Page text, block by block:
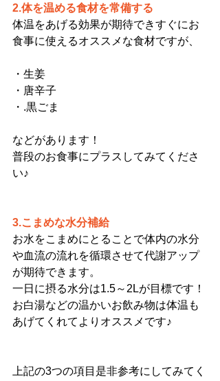
2.体を温める食材を常備する
体温をあげる効果が期待できすぐにお
食事に使えるオススメな食材ですが、
・生姜
・唐辛子
・.黒ごま
などがあります！
普段のお食事にプラスしてみてくださ
い♪
3.こまめな水分補給
お水をこまめにとることで体内の水分
や血流の流れを循環させて代謝アップ
が期待できます。
一日に摂る水分は1.5～2Lが目標です！
お白湯などの温かいお飲み物は体温も
あげてくれてよりオススメです♪
上記の3つの項目是非参考にしてみてく